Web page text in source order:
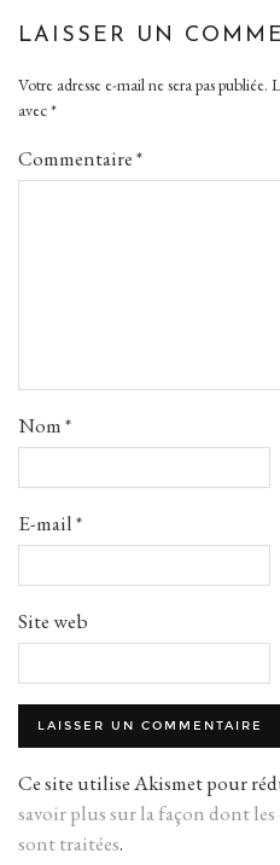
LAISSER UN
Votre adresse e-mail ne sera pas publiée.
avec*
Commentaire*
Nom*
E-mail*
Site web
Ce site utilise Akismet pour
savoir plus sur la façon dont
sont traitées.